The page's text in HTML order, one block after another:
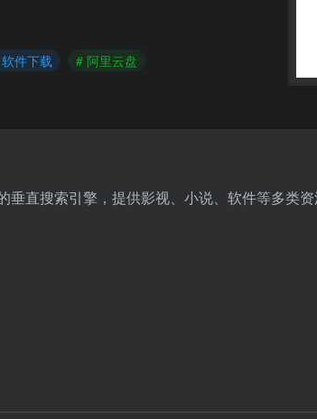
件下载 # 阿里云盘
直搜索引擎，提供影视、小说、软件等多类